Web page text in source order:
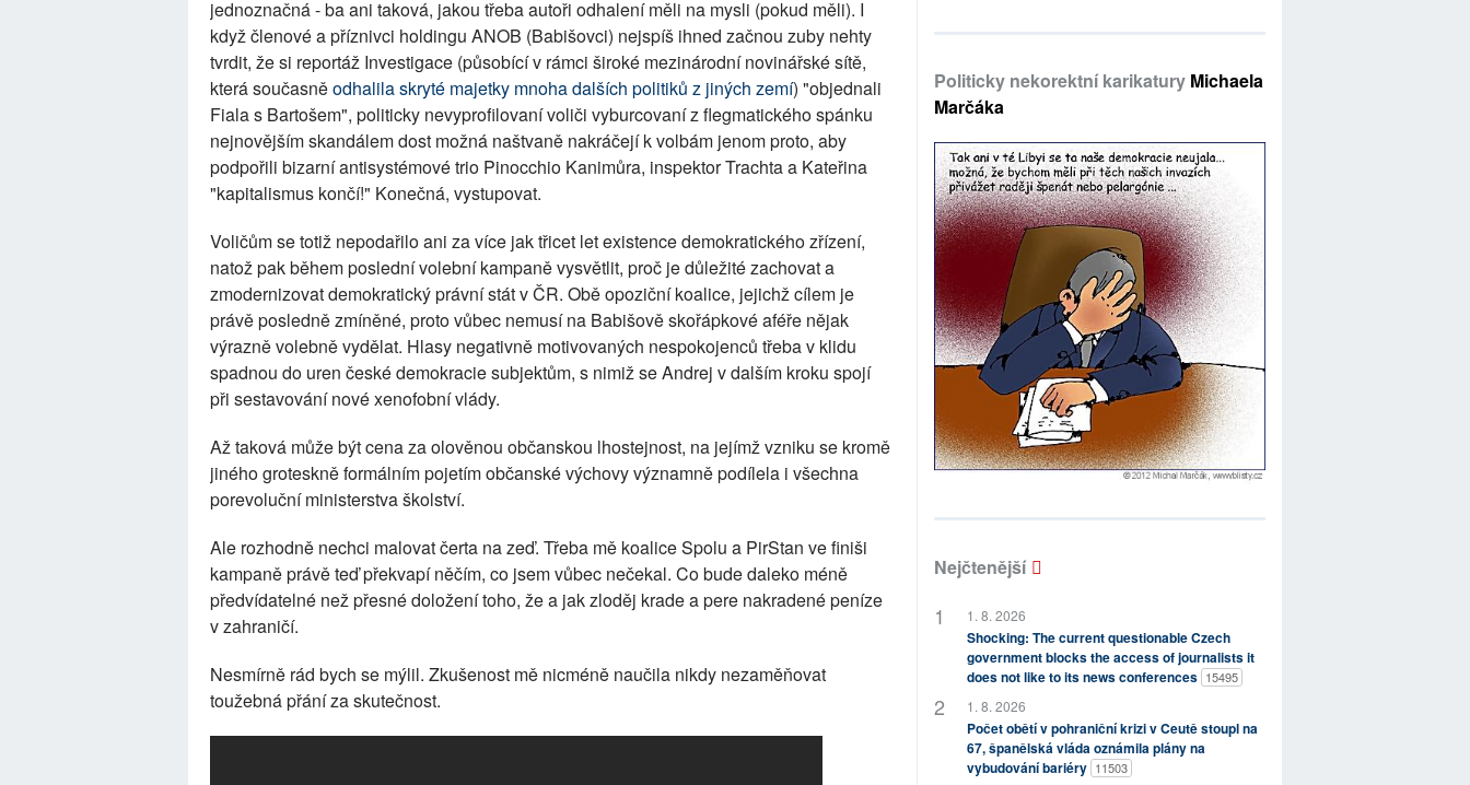
jednoznačná - ba ani taková, jakou třeba autoři odhalení měli na mysli (pokud měli). I
když členové a příznivci holdingu ANOB (Babišovci) nejspíš ihned začnou zuby nehty
tvrdit, že si reportáž Investigace (působící v rámci široké mezinárodní novinářské sítě,
která současněodhalila skryté majetky mnoha dalších politiků z jiných zemí) "objednali
Fiala s Bartošem", politicky nevyprofilovaní voliči vyburcovaní z flegmatického spánku
nejnovějším skandálem dost možná naštvaně nakráčejí k volbám jenom proto, aby
podpořili bizarní antisystémové trio Pinocchio Kanimůra, inspektor Trachta a Kateřina
"kapitalismus končí!" Konečná, vystupovat.
Voličům se totiž nepodařilo ani za více jak třicet let existence demokratického zřízení,
natož pak během poslední volební kampaně vysvětlit, proč je důležité zachovat a
zmodernizovat demokratický právní stát v ČR. Obě opoziční koalice, jejichž cílem je
právě posledně zmíněné, proto vůbec nemusí na Babišově skořápkové aféře nějak
výrazně volebně vydělat. Hlasy negativně motivovaných nespokojenců třeba v klidu
spadnou do uren české demokracie subjektům, s nimiž se Andrej v dalším kroku spojí
při sestavování nové xenofobní vlády.
Až taková může být cena za olověnou občanskou lhostejnost, na jejímž vzniku se kromě
jiného groteskně formálním pojetím občanské výchovy významně podílela i všechna
porevoluční ministerstva školství.
Ale rozhodně nechci malovat čerta na zeď. Třeba mě koalice Spolu a PirStan ve finiši
kampaně právě teď překvapí něčím, co jsem vůbec nečekal. Co bude daleko méně
předvídatelné než přesné doložení toho, že a jak zloděj krade a pere nakradené peníze
v zahraničí.
Nesmírně rád bych se mýlil. Zkušenost mě nicméně naučila nikdy nezaměňovat
toužebná přání za skutečnost.
Politicky nekorektní karikatury Michaela
Marčáka
Nejčtenější
1. 8. 2026
Shocking: The current questionable Czech
government blocks the access of journalists it
does not like to its news conferences 15495
1. 8. 2026
Počet obětí v pohraniční krizi v Ceutě stoupl na
67, španělská vláda oznámila plány na
vybudování bariéry 11503